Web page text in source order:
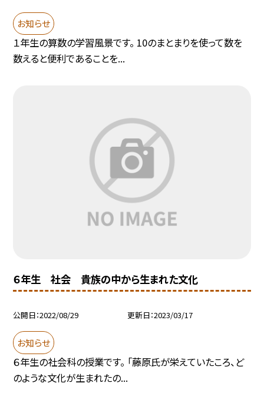
お知らせ
１年生の算数の学習風景です。 10のまとまりを使って数を
数えると便利であることを...
６年生 社会 貴族の中から生まれた文化
公開日 2022/08/29 更新日 2023/03/17
お知らせ
６年生の社会科の授業です。 「藤原氏が栄えていたころ、ど
のような文化が生まれたの...